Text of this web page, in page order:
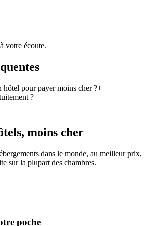
votre écoute.
hôtel pour payer moins cher ?+
?+
moins cher
dans le monde, au meilleur prix,
sur la plupart des chambres.
poche